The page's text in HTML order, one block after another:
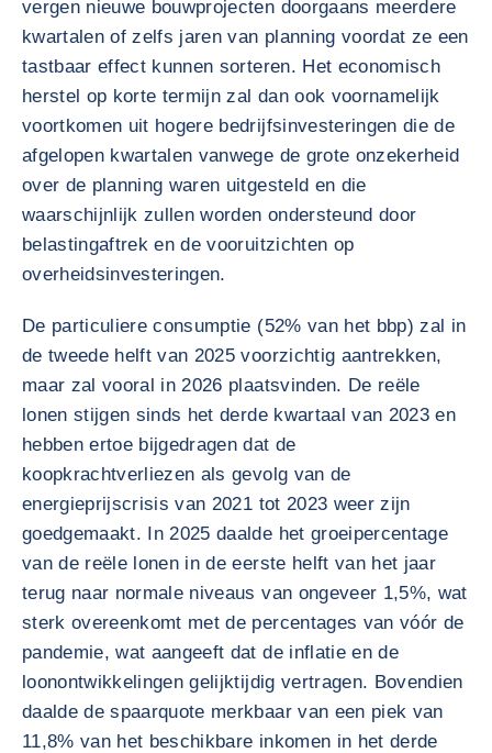
vergen nieuwe bouwprojecten doorgaans meerdere
kwartalen of zelfs jaren van planning voordat ze een
tastbaar effect kunnen sorteren. Het economisch
herstel op korte termijn zal dan ook voornamelijk
voortkomen uit hogere bedrijfsinvesteringen die de
afgelopen kwartalen vanwege de grote onzekerheid
over de planning waren uitgesteld en die
waarschijnlijk zullen worden ondersteund door
belastingaftrek en de vooruitzichten op
overheidsinvesteringen.
De particuliere consumptie (52% van het bbp) zal in
de tweede helft van 2025 voorzichtig aantrekken,
maar zal vooral in 2026 plaatsvinden. De reële
lonen stijgen sinds het derde kwartaal van 2023 en
hebben ertoe bijgedragen dat de
koopkrachtverliezen als gevolg van de
energieprijscrisis van 2021 tot 2023 weer zijn
goedgemaakt. In 2025 daalde het groeipercentage
van de reële lonen in de eerste helft van het jaar
terug naar normale niveaus van ongeveer 1,5%, wat
sterk overeenkomt met de percentages van vóór de
pandemie, wat aangeeft dat de inflatie en de
loonontwikkelingen gelijktijdig vertragen. Bovendien
daalde de spaarquote merkbaar van een piek van
11,8% van het beschikbare inkomen in het derde